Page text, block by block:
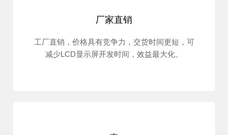
厂家直销
工厂直销，价格具有竞争力，交货时间更短，可
减少LCD显示屏开发时间，效益最大化。